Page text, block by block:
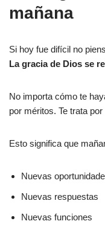
mañana
Si hoy fue difícil no
La gracia de Dios se
No importa cómo te
por méritos. Te trata por
Esto significa que
Nuevas
Nuevas respuestas
Nuevas funciones